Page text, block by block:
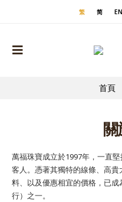
繁 简
首頁
萬福珠寶成立於1997年，一直
客人。憑著其獨特的線條、高
料、以及優惠相宜的價格，已
行）之一。